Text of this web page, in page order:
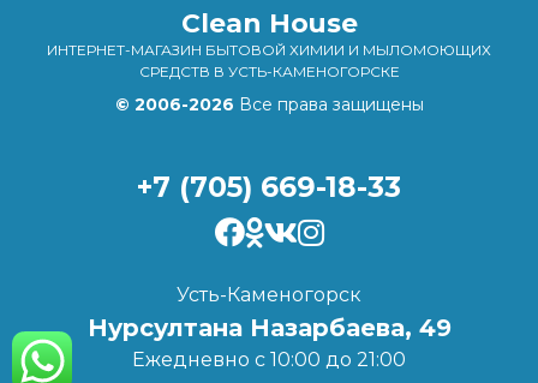
Clean House
ИНТЕРНЕТ-МАГАЗИН БЫТОВОЙ ХИМИИ И МЫЛОМОЮЩИХ
СРЕДСТВ В УСТЬ-КАМЕНОГОРСКЕ
© 2006-2026 Все права защищены
+7 (705) 669-18-33
Усть-Каменогорск
Нурсултана Назарбаева, 49
Ежедневно с 10:00 до 21:00